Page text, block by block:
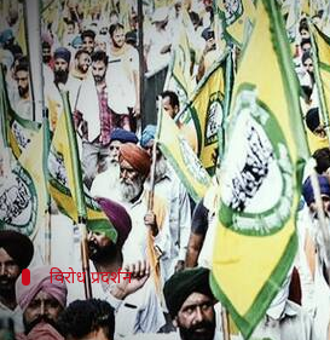
लेखन मुकुल तोमर Dec 12, 2020 02:17 pm
क्या है खबर?
केंद्र सरकार के कृषि कानूनों के
टोल नाकों को टोल फ्री करने का
विरोध प्रदर्शन
जयपुर और आगरा से आने